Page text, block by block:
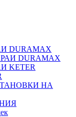
DURAMAX
DURAMAX
KETER
НА